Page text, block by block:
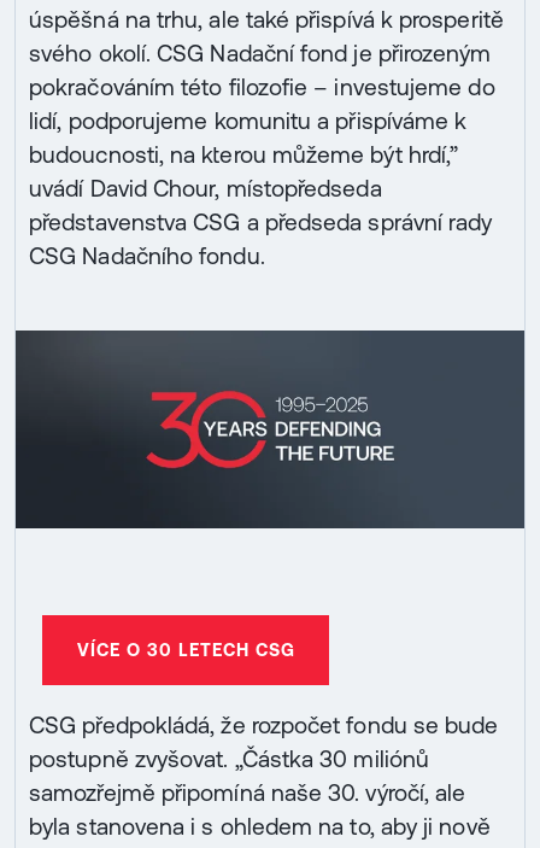
úspěšná na trhu, ale také přispívá k prosperitě
svého okolí. CSG Nadační fond je přirozeným
pokračováním této filozofie – investujeme do
lidí, podporujeme komunitu a přispíváme k
budoucnosti, na kterou můžeme být hrdí,”
uvádí David Chour, místopředseda
představenstva CSG a předseda správní rady
CSG Nadačního fondu.
VÍCE O 30 LETECH CSG
CSG předpokládá, že rozpočet fondu se bude
postupně zvyšovat. „Částka 30 miliónů
samozřejmě připomíná naše 30. výročí, ale
byla stanovena i s ohledem na to, aby ji nově